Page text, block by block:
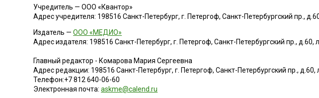
Учредитель — ООО «Квантор»
Адрес учредителя: 198516 Санкт-Петербург, г. Петергоф, Санкт-Петербургский пр.,
Издатель —ООО «МЕДИО»
Адрес издателя: 198516 Санкт-Петербург, г. Петергоф, Санкт-Петербургский пр., д.60,
Главный редактор - Комарова Мария Сергеевна
Адрес редакции: 198516 Санкт-Петербург, г. Петергоф,Санкт-Петербургский пр.,
Телефон:+7 812 640-06-60
Электронная почта:askme@calend.ru